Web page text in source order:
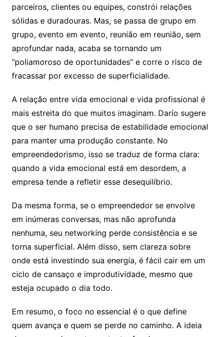
parceiros, clientes ou equipes, constrói relações
sólidas e duradouras. Mas, se passa de grupo em
grupo, evento em evento, reunião em reunião, sem
aprofundar nada, acaba se tornando um
“poliamoroso de oportunidades” e corre o risco de
fracassar por excesso de superficialidade.
A relação entre vida emocional e vida profissional é
mais estreita do que muitos imaginam. Darío sugere
que o ser humano precisa de estabilidade emocional
para manter uma produção constante. No
empreendedorismo, isso se traduz de forma clara:
quando a vida emocional está em desordem, a
empresa tende a refletir esse desequilíbrio.
Da mesma forma, se o empreendedor se envolve
em inúmeras conversas, mas não aprofunda
nenhuma, seu networking perde consistência e se
torna superficial. Além disso, sem clareza sobre
onde está investindo sua energia, é fácil cair em um
ciclo de cansaço e improdutividade, mesmo que
esteja ocupado o dia todo.
Em resumo, o foco no essencial é o que define
quem avança e quem se perde no caminho. A ideia